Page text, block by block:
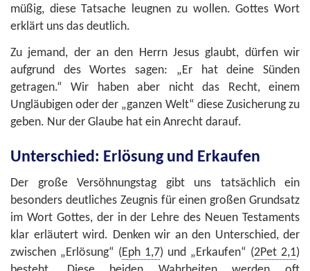
müßig, diese Tatsache leugnen zu wollen. Gottes Wort
erklärt uns das deutlich.
Zu jemand, der an den Herrn Jesus glaubt, dürfen wir
aufgrund des Wortes sagen: „Er hat deine Sünden
getragen.“ Wir haben aber nicht das Recht, einem
Ungläubigen oder der „ganzen Welt“ diese Zusicherung zu
geben. Nur der Glaube hat ein Anrecht darauf.
Unterschied: Erlösung und Erkaufen
Der große Versöhnungstag gibt uns tatsächlich ein
besonders deutliches Zeugnis für einen großen Grundsatz
im Wort Gottes, der in der Lehre des Neuen Testaments
klar erläutert wird. Denken wir an den Unterschied, der
zwischen „Erlösung“ (Eph 1,7) und „Erkaufen“ (2Pet 2,1)